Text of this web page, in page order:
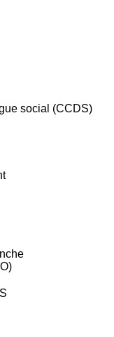
social (CCDS)